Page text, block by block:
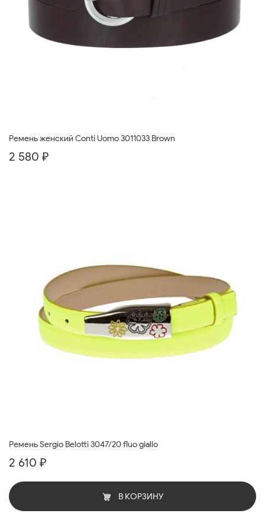
Ремень женский Conti Uomo 3011033 Brown
2 580 ₽
Ремень Sergio Belotti 3047/20 fluo giallo
2 610 ₽
В КОРЗИНУ